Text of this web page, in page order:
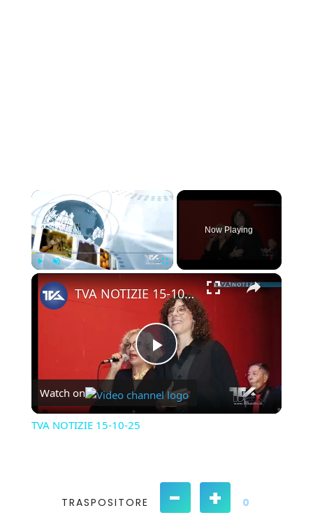
×
Play Unmute
Now Playing
×
Play
Video
TVA NOTIZIE 15-10-25
Watch on
TVA NOTIZIE 15-10-25
TRASPOSITORE - + 0